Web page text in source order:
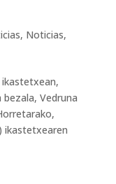
, Noticias,
Vedruna
ikastetxearen